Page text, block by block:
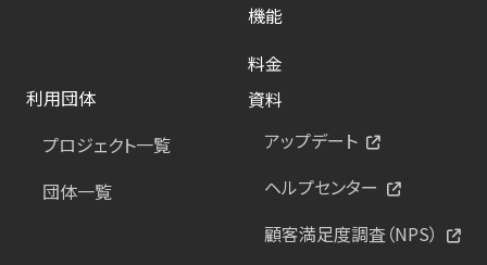
機能
料金
利用団体
プロジェクト一覧
団体一覧
資料
アップデート
ヘルプセンター
顧客満足度調査（NPS）